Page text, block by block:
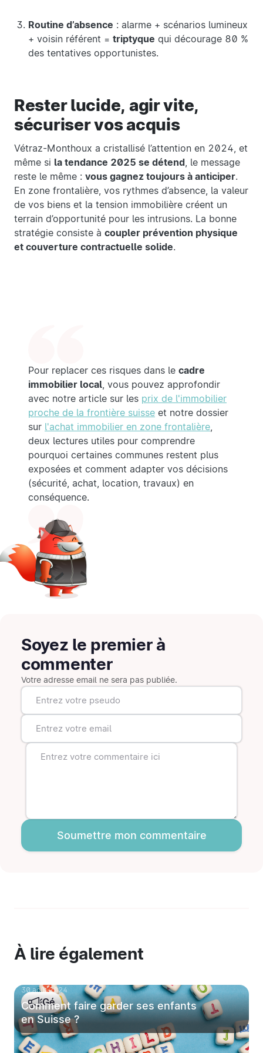
Routine d’absence : alarme + scénarios lumineux
+ voisin référent = triptyque qui décourage 80 %
des tentatives opportunistes.
Rester lucide, agir vite,
sécuriser vos acquis
Vétraz-Monthoux a cristallisé l’attention en 2024, et
même si la tendance 2025 se détend , le message
reste le même : vous gagnez toujours à anticiper.
En zone frontalière, vos rythmes d’absence, la valeur
de vos biens et la tension immobilière créent un
terrain d’opportunité pour les intrusions. La bonne
stratégie consiste à coupler prévention physique
et couverture contractuelle solide.
Pour replacer ces risques dans le cadre
immobilier local, vous pouvez approfondir
avec notre article sur les prix de l'immobilier
proche de la frontière suisse et notre dossier
sur l'achat immobilier en zone frontalière,
deux lectures utiles pour comprendre
pourquoi certaines communes restent plus
exposées et comment adapter vos décisions
(sécurité, achat, location, travaux) en
conséquence.
Soyez le premier à
commenter
Votre adresse email ne sera pas publiée.
Soumettre mon commentaire
À lire également
Gé
30 août 2024
Comment faire garder ses enfants
en Suisse ?